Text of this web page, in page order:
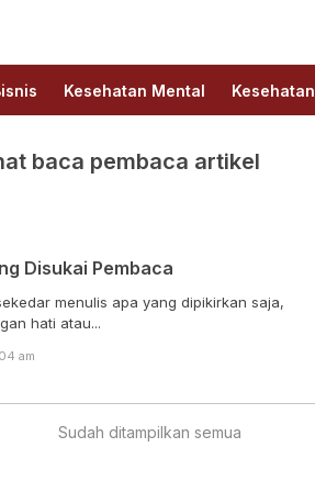
Kesehatan Mental Kesehatan
baca pembaca artikel
Disukai Pembaca
menulis apa yang dipikirkan saja,
hati atau...
am
Sudah ditampilkan semua